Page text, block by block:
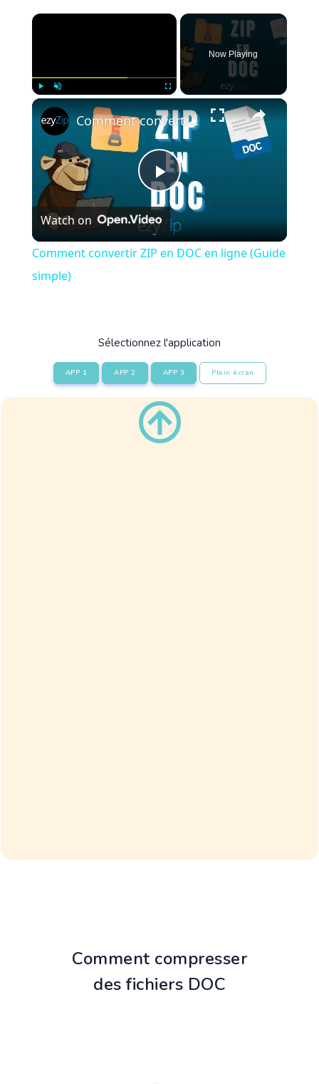
×
Now Playing
×
Play
Video
Comment convertir ZIP en DOC en ligne (Guide simple)
Watch on
Comment convertir ZIP en DOC en ligne (Guide
simple)
Sélectionnez l'application
APP 1 APP 2 APP 3 Plein écran
Comment compresser
des fichiers DOC